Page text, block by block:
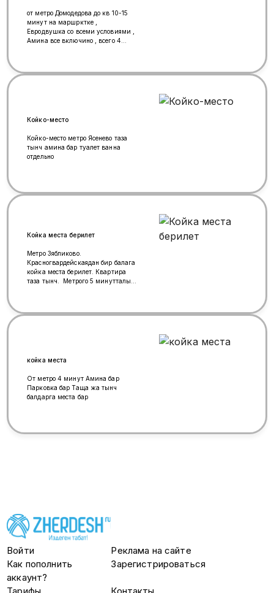
от метро Домодедова до кв 10-15
минут на маршрктке ,
Евродвушка со всеми условиями ,
Амина все включино , всего 4
Койко-место
Койко-место метро Ясенево таза
тынч амина бар туалет ванна
отдельно
Койка места берилет
Метро Зябликово.
Красногвардейскаядан бир балага
койка места берилет. Квартира
таза тынч. Метрого 5 минутталык
койка места
От метро 4 минут Амина бар
Парковка бар Таща жа тынч
балдарга места бар
Войти
Реклама на сайте
Как пополнить
аккаунт?
Зарегистрироваться